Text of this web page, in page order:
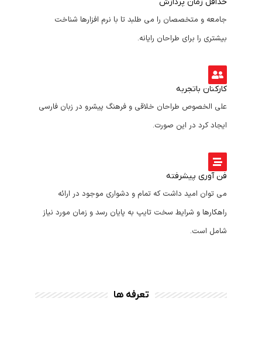
جامعه و متخصصان را می طلبد تا با نرم افزارها شناخت
بیشتری را برای طراحان رایانه.
کارکنان باتجربه
علی الخصوص طراحان خلاقی و فرهنگ پیشرو در زبان فارسی
ایجاد کرد در این صورت.
فن آوری پیشرفته
می توان امید داشت که تمام و دشواری موجود در ارائه
راهکارها و شرایط سخت تایپ به پایان رسد و زمان مورد نیاز
شامل است.
تعرفه ها